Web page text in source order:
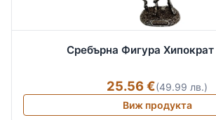
Сребърна Фигура
25.56 €(49.99 лв.)
Виж продукта